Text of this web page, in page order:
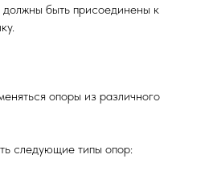
быть присоединены к
опоры из различного
следующие типы опор: